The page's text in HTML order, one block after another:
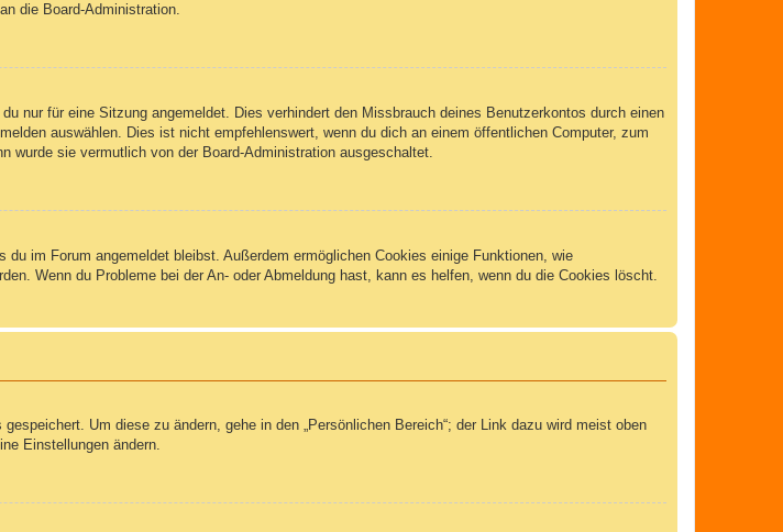
die Board-Administration.
nur für eine Sitzung angemeldet. Dies verhindert den Missbrauch deines Benutzerkontos durch einen
auswählen. Dies ist nicht empfehlenswert, wenn du dich an einem öffentlichen Computer, zum
wurde sie vermutlich von der Board-Administration ausgeschaltet.
im Forum angemeldet bleibst. Außerdem ermöglichen Cookies einige Funktionen, wie
Wenn du Probleme bei der An- oder Abmeldung hast, kann es helfen, wenn du die Cookies löscht.
Um diese zu ändern, gehe in den „Persönlichen Bereich“; der Link dazu wird meist oben
Einstellungen ändern.